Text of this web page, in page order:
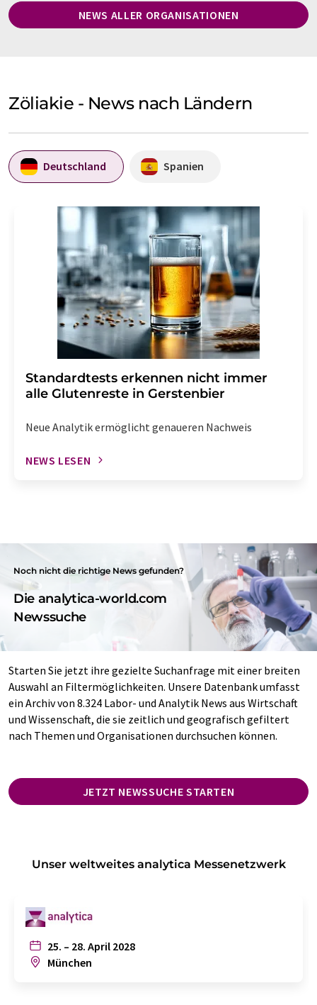
NEWS ALLER ORGANISATIONEN
Zöliakie - News nach Ländern
Deutschland Spanien
Standardtests erkennen nicht immer
alle Glutenreste in Gerstenbier
Neue Analytik ermöglicht genaueren Nachweis
NEWS LESEN
Noch nicht die richtige News gefunden?
Die analytica-world.com
Newssuche
Starten Sie jetzt ihre gezielte Suchanfrage mit einer breiten
Auswahl an Filtermöglichkeiten. Unsere Datenbank umfasst
ein Archiv von 8.324 Labor- und Analytik News aus Wirtschaft
und Wissenschaft, die sie zeitlich und geografisch gefiltert
nach Themen und Organisationen durchsuchen können.
JETZT NEWSSUCHE STARTEN
Unser weltweites analytica Messenetzwerk
25. – 28. April 2028
München